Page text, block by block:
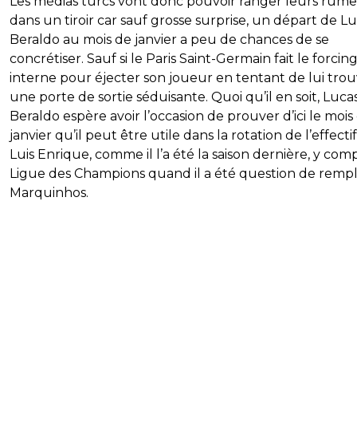
dans un tiroir car sauf grosse surprise, un départ de
Beraldo au mois de janvier a peu de chances de se
concrétiser. Sauf si le Paris Saint-Germain fait le
interne pour éjecter son joueur en tentant de lui
une porte de sortie séduisante. Quoi qu’il en soit,
Beraldo espère avoir l’occasion de prouver d’ici le mois
janvier qu’il peut être utile dans la rotation de
Luis Enrique, comme il l’a été la saison dernière, y
Ligue des Champions quand il a été question de
Marquinhos.